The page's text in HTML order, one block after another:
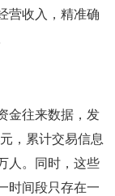
营收入，精准确
往来数据，发
，累计交易信息
人。同时，这些
时间段只存在一